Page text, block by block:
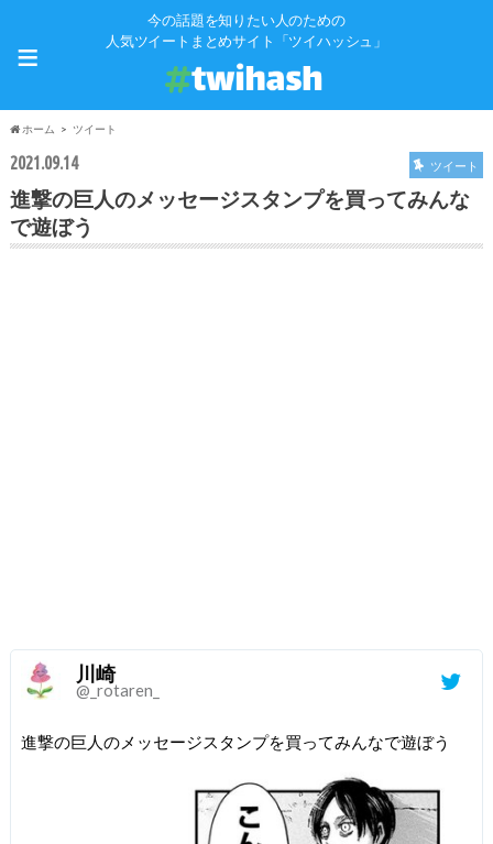
今の話題を知りたい人のための
人気ツイートまとめサイト「ツイハッシュ」
≡
ホーム ツイート
2021.09.14 ツイート
進撃の巨人のメッセージスタンプを買ってみんな
で遊ぼう
川崎
@_rotaren_
進撃の巨人のメッセージスタンプを買ってみんなで遊ぼう